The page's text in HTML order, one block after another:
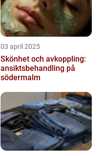
03 april 2025
Skönhet och avkoppling:
ansiktsbehandling på
södermalm